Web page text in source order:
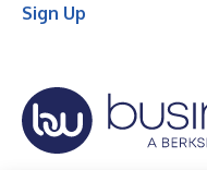
Sign Up